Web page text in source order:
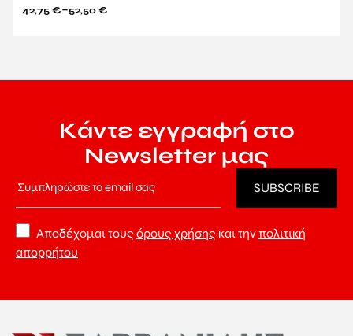
42,75 €–52,50 €
Αποδέχομαι τους όρους χρήσης και τηνπολιτική
απορρήτου
Κάντε εγγραφή στο
Newsletter μας